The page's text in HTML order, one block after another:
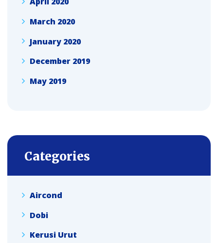
March 2020
January 2020
December 2019
May 2019
Categories
Aircond
Dobi
Kerusi Urut